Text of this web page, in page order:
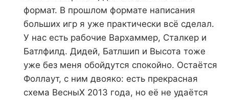
формат. В прошлом формате написания
больших игр я уже практически всё сделал.
У нас есть рабочие Вархаммер, Сталкер и
Батлфилд. Дидей, Батлшип и Высота тоже
уже без меня обойдутся спокойно. Остаётся
Фоллаут, с ним двояко: есть прекрасная
схема ВесныХ 2013 года, но её не удаётся